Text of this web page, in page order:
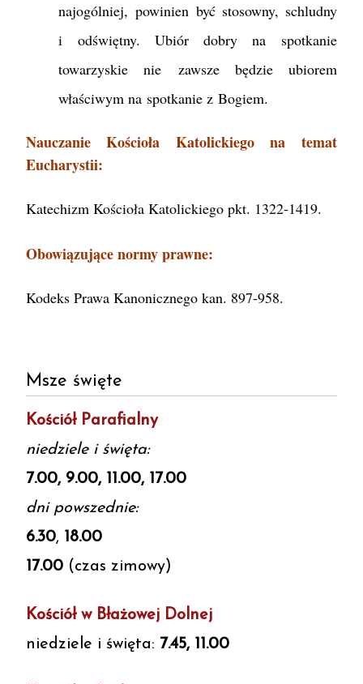
najogólniej, powinien być stosowny, schludny
i odświętny. Ubiór dobry na spotkanie
towarzyskie nie zawsze będzie ubiorem
właściwym na spotkanie z Bogiem.
Nauczanie Kościoła Katolickiego na temat
Eucharystii:
Katechizm Kościoła Katolickiego pkt. 1322-1419.
Obowiązujące normy prawne:
Kodeks Prawa Kanonicznego kan. 897-958.
Msze święte
Kościół Parafialny
niedziele i święta:
7.00, 9.00, 11.00, 17.00
dni powszednie:
6.30, 18.00
17.00 (czas zimowy)
Kościół w Błażowej Dolnej
niedziele i święta: 7.45, 11.00